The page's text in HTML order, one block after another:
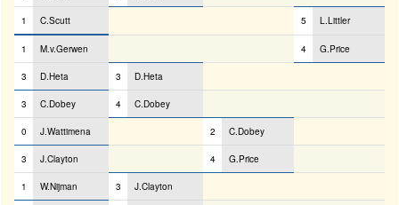
1 C.Scutt 5 L.Littler
1 M.v.Gerwen 4 G.Price
3 D.Heta 3 D.Heta
3 C.Dobey 4 C.Dobey
0 J.Wattimena 2 C.Dobey
3 J.Clayton 4 G.Price
1 W.Nijman 3 J.Clayton